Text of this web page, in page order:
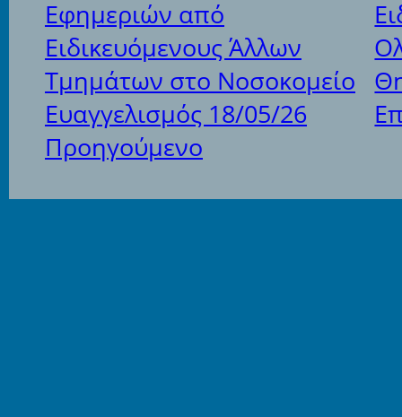
Εφημεριών από
Ειδικευόμενους Άλλων
Τμημάτων στο Νοσοκομείο
Ευαγγελισμός 18/05/26
Προηγούμενο